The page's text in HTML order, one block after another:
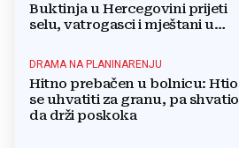
Buktinja u Hercegovini prijeti
selu, vatrogasci i mještani u
DRAMA NA PLANINARENJU
Hitno prebačen u bolnicu: Htio
se uhvatiti za granu, pa shvatio
da drži poskoka